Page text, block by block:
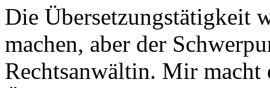
Die Übersetzungstätigkeit
machen, aber der
Rechtsanwältin. Mir macht